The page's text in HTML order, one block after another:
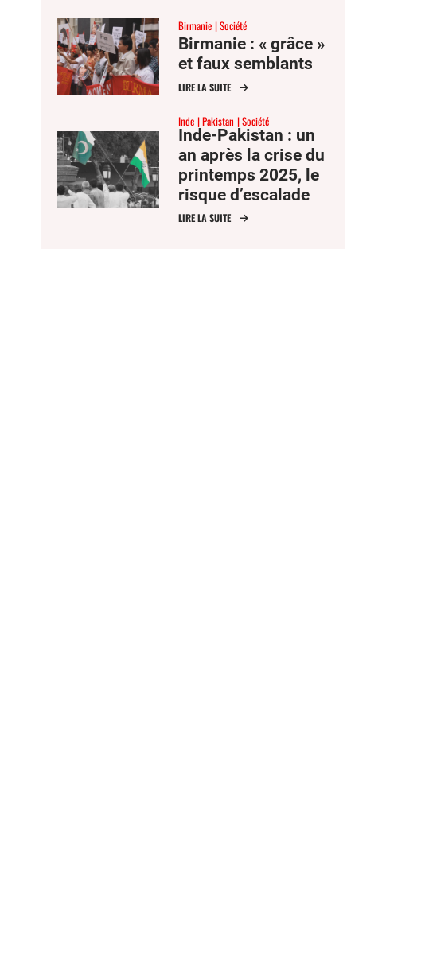
Birmanie Société
Birmanie : « grâce »
et faux semblants
LIRE LA SUITE
Inde Pakistan Société
Inde-Pakistan : un
an après la crise du
printemps 2025, le
risque d’escalade
demeure
LIRE LA SUITE